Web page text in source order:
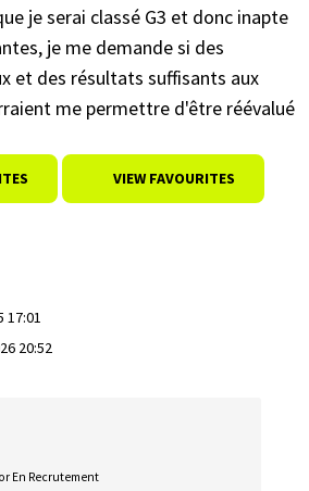
je serai classé G3 et donc inapte
je me demande si des
et des résultats suffisants aux
me permettre d'être réévalué
VIEW FAVOURITES
17:01
20:52
En Recrutement